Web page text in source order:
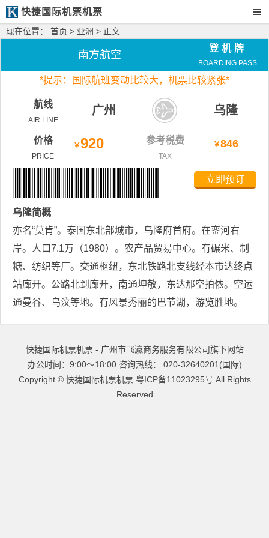
快捷国际机票机票
现在位置： 首页 > 亚洲 > 正文
南方航空
登机牌
BOARDING PASS
*提示：国际航班变动比较大， 机票比较紧张*
航线
AIR LINE
广州 乌隆
价格
PRICE
￥920 参考税费
TAX
￥846
立即预订
乌隆简概
亦名“莫肯”。泰国东北部城市，乌隆府首府。在銮河右
岸。人口7.1万（1980）。农产品贸易中心。有碾米、制
糖、纺织等厂。交通枢纽，东北铁路北支线经本市达终点
站廊开。公路北到廊开，南通坤敬，东达那空拍侬。空运
通曼谷、乌汶等地。有风景秀丽的巴节湖，游览胜地。
快捷国际机票机票 - 广州市飞瀛商务服务有限公司旗下网站
办公时间：9:00～18:00 咨询热线： 020-32640201(国际)
Copyright © 快捷国际机票机票 粤ICP备11023295号 All Rights
Reserved